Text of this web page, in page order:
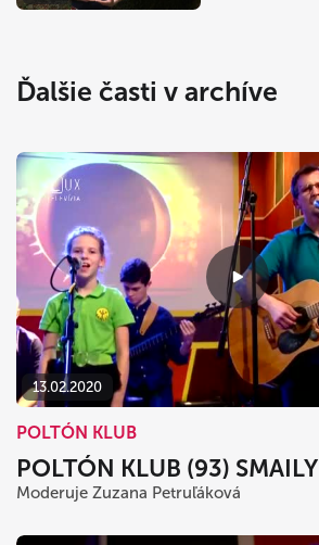
Ďalšie časti v archíve
13.02.2020
POLTÓN KLUB
POLTÓN KLUB (93) SMAILY
Moderuje Zuzana Petruľáková